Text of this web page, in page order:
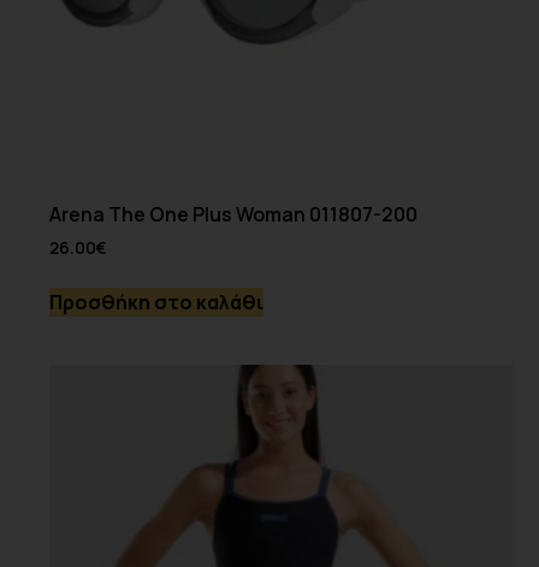
Arena The One Plus Woman 011807-200
26.00€
Προσθήκη στο καλάθι